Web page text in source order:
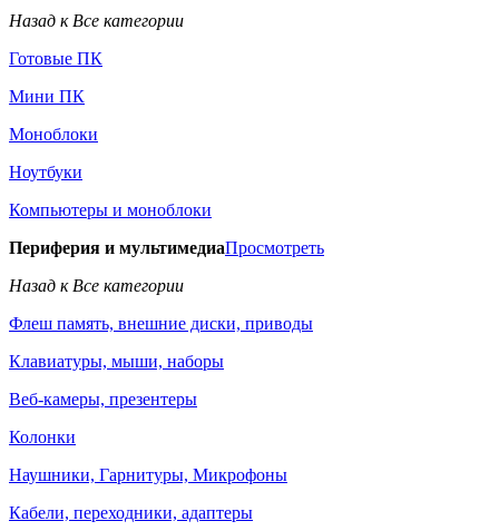
Назад к Все категории
Готовые ПК
Мини ПК
Моноблоки
Ноутбуки
Компьютеры и моноблоки
Периферия и мультимедиаПросмотреть
Назад к Все категории
Флеш память, внешние диски, приводы
Клавиатуры, мыши, наборы
Веб-камеры, презентеры
Колонки
Наушники, Гарнитуры, Микрофоны
Кабели, переходники, адаптеры